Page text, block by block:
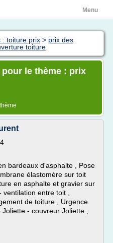
Menu
: toiture prix > prix des
toiture
le thème : prix
bardeaux d'asphalte , Pose
élastomère sur toit
en asphalte et gravier sur
entre toit ,
de toiture , Urgence
- couvreur Joliette ,